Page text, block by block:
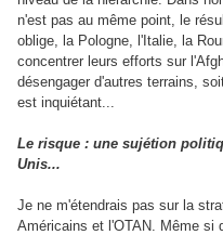
n'est pas au même point, le
oblige, la Pologne, l'Italie, la
concentrer leurs efforts sur
désengager d'autres terrains,
est inquiétant...
Le risque : une sujétion
Unis...
Je ne m'étendrais pas sur la
Américains et l'OTAN. Même si